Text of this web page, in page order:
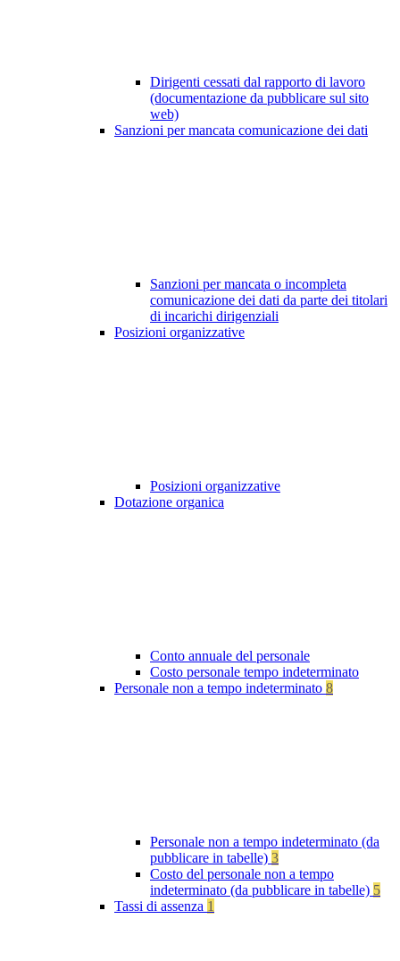
Dirigenti cessati dal rapporto di lavoro
(documentazione da pubblicare sul sito
web)
Sanzioni per mancata comunicazione dei dati
Sanzioni per mancata o incompleta
comunicazione dei dati da parte dei titolari
di incarichi dirigenziali
Posizioni organizzative
Posizioni organizzative
Dotazione organica
Conto annuale del personale
Costo personale tempo indeterminato
Personale non a tempo indeterminato 8
Personale non a tempo indeterminato (da
pubblicare in tabelle) 3
Costo del personale non a tempo
indeterminato (da pubblicare in tabelle) 5
Tassi di assenza 1